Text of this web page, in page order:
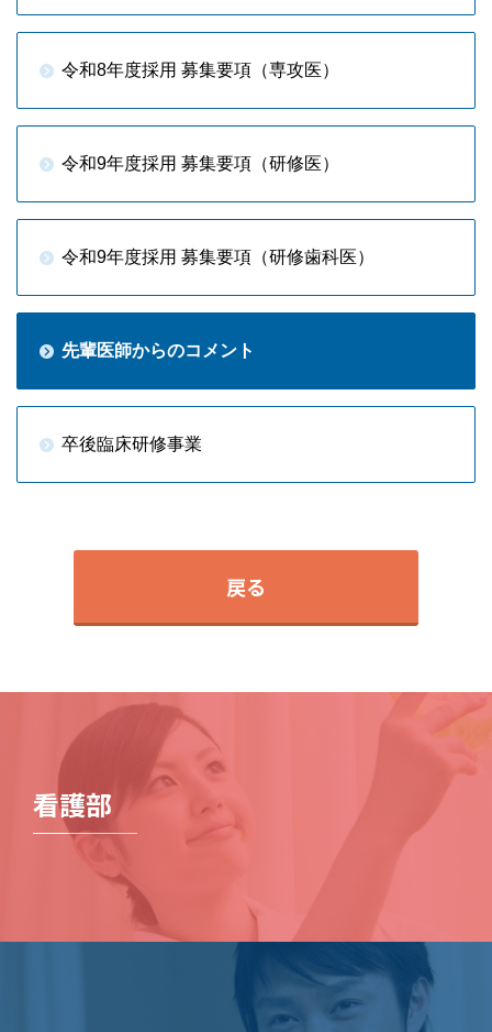
令和8年度採用 募集要項（専攻医）
令和9年度採用 募集要項（研修医）
令和9年度採用 募集要項（研修歯科医）
先輩医師からのコメント
卒後臨床研修事業
戻る
看護部